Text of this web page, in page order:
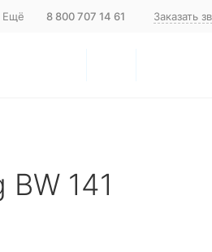
Ещё 8 800 707 14 61 Заказать
141